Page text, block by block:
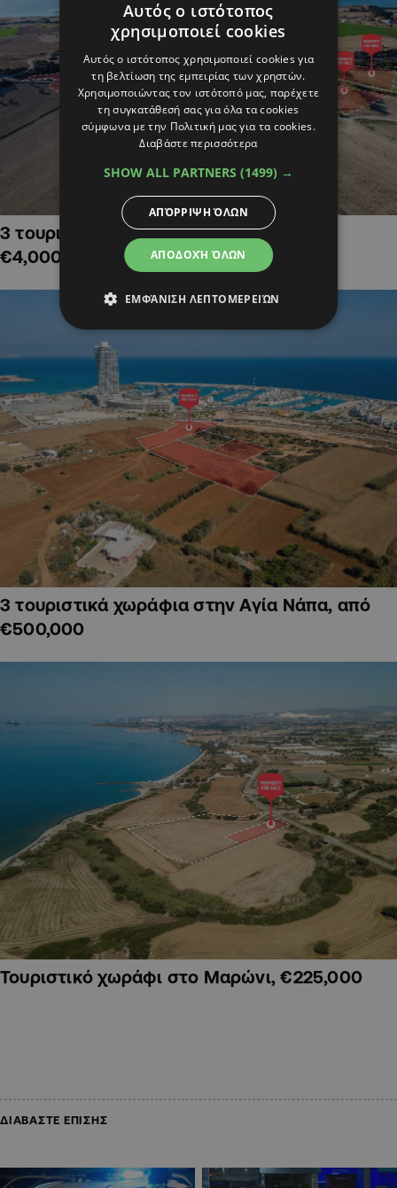
3 τουριστικά χωράφια στην Αλαμινό,
€4,000,000
3 τουριστικά χωράφια στην Αγία Νάπα, από
€500,000
Τουριστικό χωράφι στο Μαρώνι, €225,000
ΔΙΑΒΑΣΤΕ ΕΠΙΣΗΣ
Αυτός ο ιστότοπος
χρησιμοποιεί cookies
Αυτός ο ιστότοπος χρησιμοποιεί cookies για
τη βελτίωση της εμπειρίας των χρηστών.
Χρησιμοποιώντας τον ιστότοπό μας, παρέχετε
τη συγκατάθεσή σας για όλα τα cookies
σύμφωνα με την Πολιτική μας για τα cookies.
Διαβάστε περισσότερα
SHOW ALL PARTNERS (1499) →
ΑΠΟΔΟΧΉ ΌΛΩΝ
ΑΠΌΡΡΙΨΗ ΌΛΩΝ
ΕΜΦΆΝΙΣΗ ΛΕΠΤΟΜΕΡΕΙΏΝ